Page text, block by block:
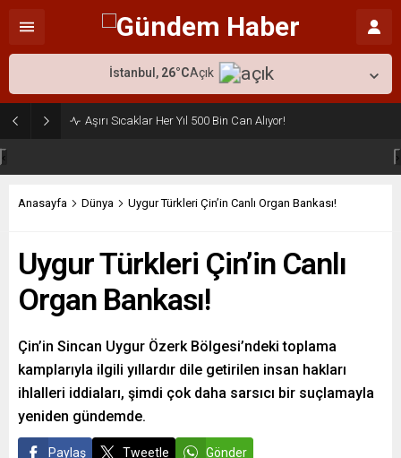
Aşırı Sıcaklar Her Yıl 500 Bin Can Alıyor!
‹ ›
İstanbul, 26°CAçık
Anasayfa Dünya Uygur Türkleri Çin’in Canlı Organ Bankası!
Uygur Türkleri Çin’in Canlı
Organ Bankası!
Çin’in Sincan Uygur Özerk Bölgesi’ndeki toplama
kamplarıyla ilgili yıllardır dile getirilen insan hakları
ihlalleri iddiaları, şimdi çok daha sarsıcı bir suçlamayla
yeniden gündemde.
Paylaş Tweetle Gönder